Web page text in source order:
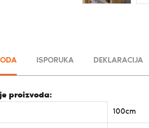
ISPORUKA DEKLARACIJA
proizvoda:
100cm